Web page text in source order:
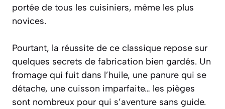
portée de tous les cuisiniers, même les plus
novices.
Pourtant, la réussite de ce classique repose sur
quelques secrets de fabrication bien gardés. Un
fromage qui fuit dans l’huile, une panure qui se
détache, une cuisson imparfaite… les pièges
sont nombreux pour qui s’aventure sans guide.